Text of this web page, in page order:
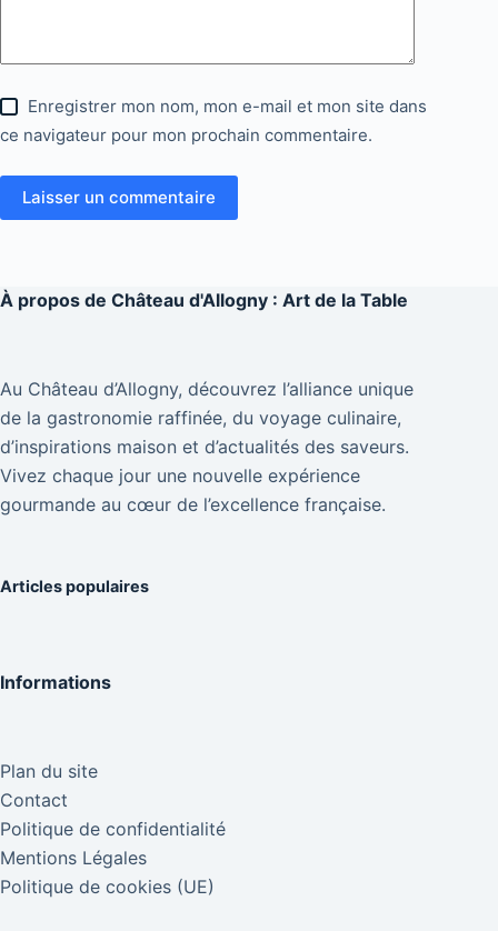
Enregistrer mon nom, mon e-mail et mon site dans
ce navigateur pour mon prochain commentaire.
Laisser un commentaire
À propos de Château d'Allogny : Art de la Table
Au Château d’Allogny, découvrez l’alliance unique
de la gastronomie raffinée, du voyage culinaire,
d’inspirations maison et d’actualités des saveurs.
Vivez chaque jour une nouvelle expérience
gourmande au cœur de l’excellence française.
Articles populaires
Informations
Plan du site
Contact
Politique de confidentialité
Mentions Légales
Politique de cookies (UE)